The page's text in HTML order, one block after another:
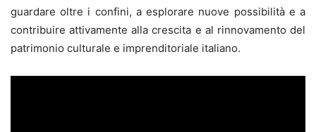
guardare oltre i confini, a esplorare nuove possibilità e a
contribuire attivamente alla crescita e al rinnovamento del
patrimonio culturale e imprenditoriale italiano.